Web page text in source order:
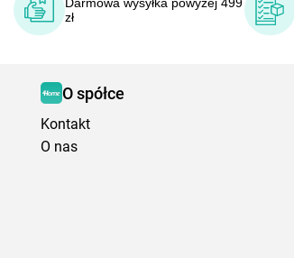
zł
O spółce
Kontakt
O nas